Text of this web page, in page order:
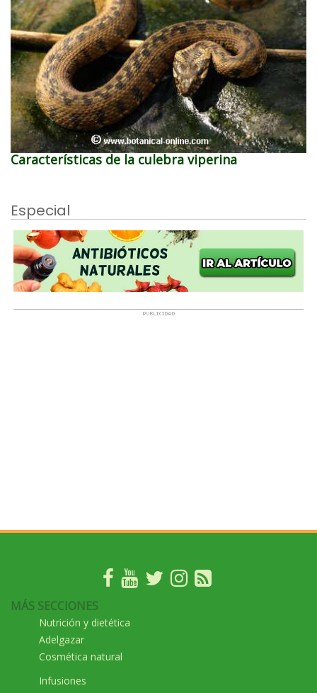
Características de la culebra viperina
Especial
MÁS SECCIONES
Nutrición y dietética
Adelgazar
Cosmética natural
Infusiones